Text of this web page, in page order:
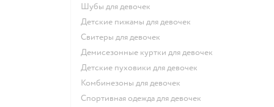
Шубы для девочек
Детские пижамы для девочек
Свитеры для девочек
Демисезонные куртки для девочек
Детские пуховики для девочек
Комбинезоны для девочек
Спортивная одежда для девочек